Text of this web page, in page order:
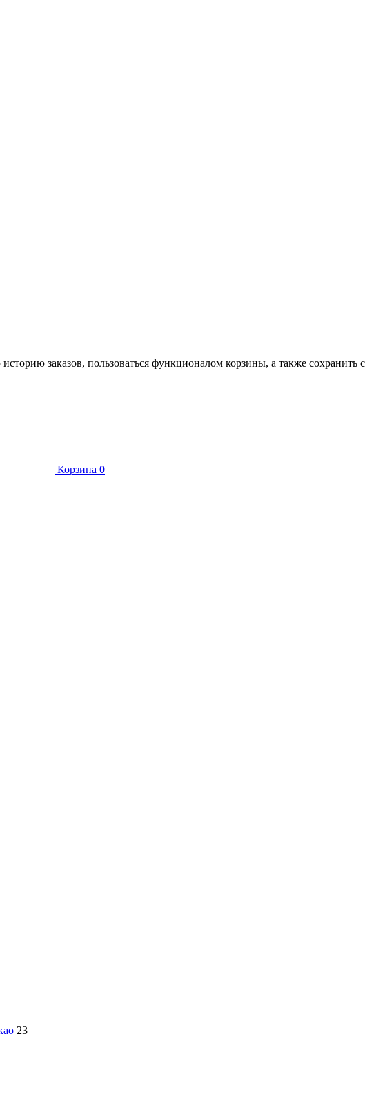
заказов, пользоваться функционалом корзины, а также сохранить
Корзина 0
23